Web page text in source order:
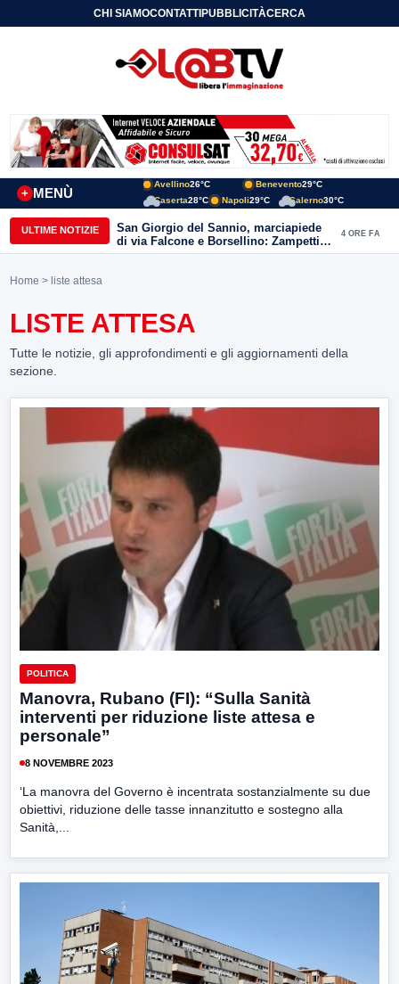
CHI SIAMOCONTATTIPUBBLICITÀCERCA
MENÙ
+
Avellino26°C Benevento29°C
Caserta28°C Napoli29°C Salerno30°C
ULTIME NOTIZIE
San Giorgio del Sannio, marciapiede
di via Falcone e Borsellino: Zampetti e
Lombardi replicano alle polemiche
4 ORE FA
Home > liste attesa
LISTE ATTESA
Tutte le notizie, gli approfondimenti e gli aggiornamenti della
sezione.
POLITICA
Manovra, Rubano (FI): “Sulla Sanità
interventi per riduzione liste attesa e
personale”
8 NOVEMBRE 2023
‘La manovra del Governo è incentrata sostanzialmente su due
obiettivi, riduzione delle tasse innanzitutto e sostegno alla
Sanità,...